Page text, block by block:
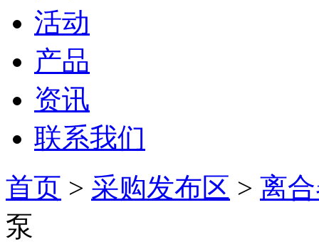
活动
产品
资讯
联系我们
首页 > 采购发布区 > 离
泵